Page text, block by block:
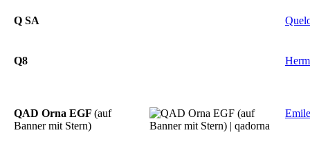
Q SA
Q8
QAD Orna EGF (auf
Banner mit Stern)
Emile